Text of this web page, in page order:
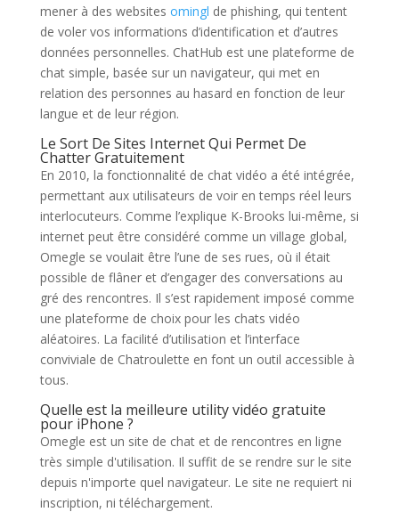
mener à des websites omingl de phishing, qui tentent
de voler vos informations d’identification et d’autres
données personnelles. ChatHub est une plateforme de
chat simple, basée sur un navigateur, qui met en
relation des personnes au hasard en fonction de leur
langue et de leur région.
Le Sort De Sites Internet Qui Permet De
Chatter Gratuitement
En 2010, la fonctionnalité de chat vidéo a été intégrée,
permettant aux utilisateurs de voir en temps réel leurs
interlocuteurs. Comme l’explique K-Brooks lui-même, si
internet peut être considéré comme un village global,
Omegle se voulait être l’une de ses rues, où il était
possible de flâner et d’engager des conversations au
gré des rencontres. Il s’est rapidement imposé comme
une plateforme de choix pour les chats vidéo
aléatoires. La facilité d’utilisation et l’interface
conviviale de Chatroulette en font un outil accessible à
tous.
Quelle est la meilleure utility vidéo gratuite
pour iPhone ?
Omegle est un site de chat et de rencontres en ligne
très simple d'utilisation. Il suffit de se rendre sur le site
depuis n'importe quel navigateur. Le site ne requiert ni
inscription, ni téléchargement.